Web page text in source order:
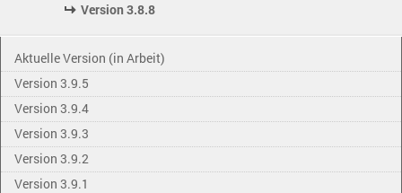
Version 3.8.8
Aktuelle Version (in Arbeit)
Version 3.9.5
Version 3.9.4
Version 3.9.3
Version 3.9.2
Version 3.9.1